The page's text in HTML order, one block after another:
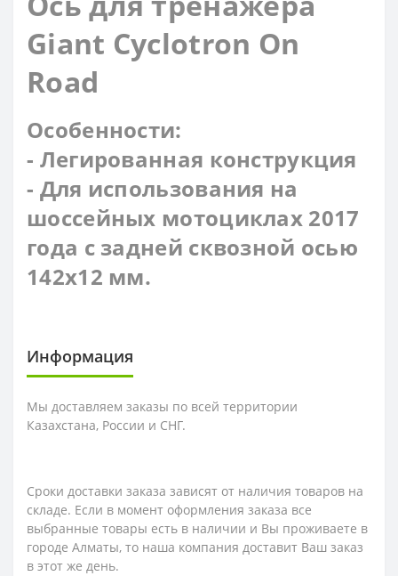
Giant Cyclotron On
Road
Особенности:
- Легированная конструкция
- Для использования на
шоссейных мотоциклах 2017
года с задней сквозной осью
142x12 мм.
Информация
Мы доставляем заказы по всей территории
Казахстана, России и СНГ.
Сроки доставки заказа зависят от наличия товаров на
складе. Если в момент оформления заказа все
выбранные товары есть в наличии и Вы проживаете в
городе Алматы, то наша компания доставит Ваш заказ
в этот же день.